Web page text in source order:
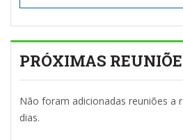
PRÓXIMAS
Não foram adicionadas reuniões a
dias.